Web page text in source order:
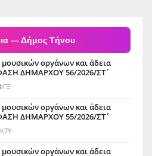
— Δήμος Τήνου
οργάνων και άδεια
ΔΗΜΑΡΧΟΥ 56/2026/ΣΤ΄
οργάνων και άδεια
ΔΗΜΑΡΧΟΥ 55/2026/ΣΤ΄
οργάνων και άδεια